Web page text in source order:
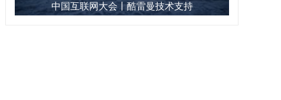
中国互联网大会丨酷雷曼技术支持